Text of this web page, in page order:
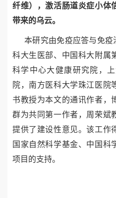
纤维），激活肠道炎症小体
带来的乌云。
本研究由免疫应答与免疫
科大生医部、中国科大附属
科学中心大健康研究院，
院，南方医科大学珠江医院
书教授为本文的通讯作者，
群为共同第一作者，周荣斌
提供了建设性意见。该工作
国家自然科学基金、中国科
项目的支持。